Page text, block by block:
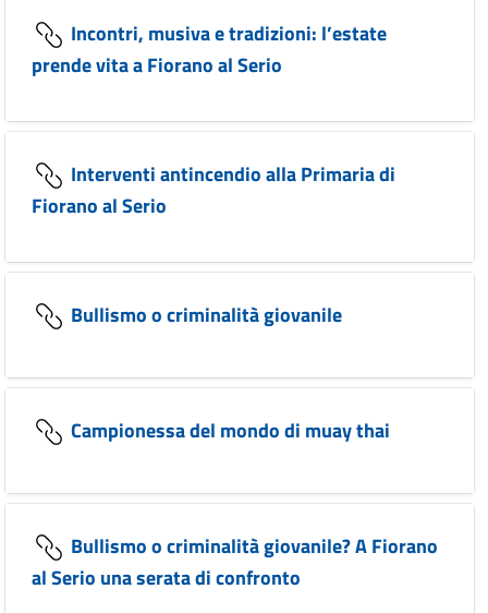
Incontri, musiva e tradizioni: l’estate
prende vita a Fiorano al Serio
Interventi antincendio alla Primaria di
Fiorano al Serio
Bullismo o criminalità giovanile
Campionessa del mondo di muay thai
Bullismo o criminalità giovanile? A Fiorano
al Serio una serata di confronto